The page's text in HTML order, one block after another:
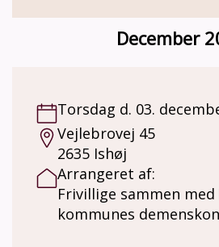
December
Torsdag d. 03.
Vejlebrovej 45
2635 Ishøj
Arrangeret af:
Frivillige sammen med
kommunes